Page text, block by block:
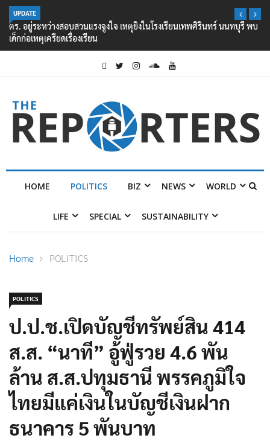
UPDATE
ตร. อยู่ระหว่างสอบสวนแรงจูงใจ เหตุยิงในโรงเรียนเทพศิรินทร์ นนทบุรี พบ
เด็กก่อเหตุเครียดเรื่องเรียน
HOME POLITICS BIZ NEWS WORLD
LIFE SPECIAL SUSTAINABILITY
Home POLITICS
POLITICS
ป.ป.ช.เปิดบัญชีทรัพย์สิน 414
ส.ส. “นาที” อู้ฟู่รวย 4.6 พัน
ล้าน ส.ส.ปทุมธานี พรรคภูมิใจ
ไทยมีแค่เงินในบัญชีเงินฝาก
ธนาคาร 5 พันบาท